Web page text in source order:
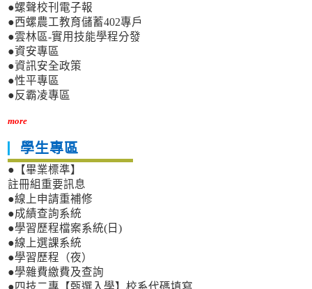
●螺聲校刊電子報
●西螺農工教育儲蓄402專戶
●雲林區-實用技能學程分發
●資安專區
●資訊安全政策
●性平專區
●反霸凌專區
more
學生專區
●【畢業標準】
註冊組重要訊息
●線上申請重補修
●成績查詢系統
●學習歷程檔案系統(日)
●線上選課系統
●學習歷程（夜）
●學雜費繳費及查詢
●四技二專【甄選入學】校系代碼填寫